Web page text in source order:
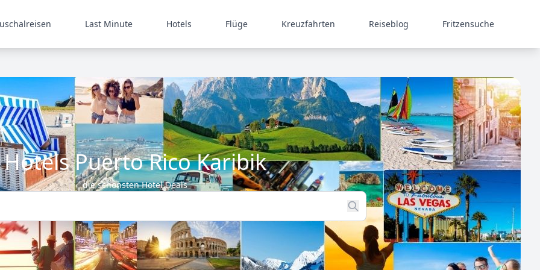
Last Minute Hotels Flüge Kreuzfahrten Reiseblog Fritzensuche
Hotels Puerto Rico Karibik
die schönsten Hotel Deals